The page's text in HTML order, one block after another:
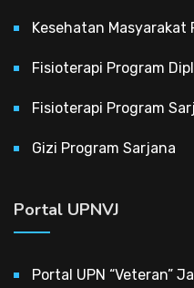
Kesehatan Masyarakat
Fisioterapi Program
Fisioterapi Program
Gizi Program Sarjana
Portal UPNVJ
Portal UPN “Veteran”